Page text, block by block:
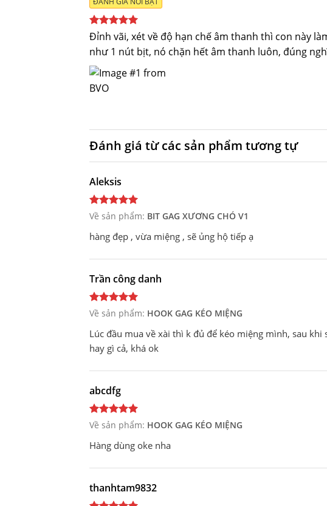
Được xếp
5
sao
Đỉnh vãi, xét về độ hạn chế âm thanh thì con này
như 1 nút bịt, nó chặn hết âm thanh luôn, đúng
Đánh giá từ các sản phẩm tương tự
Aleksis
Về sản phẩm: BIT GAG XƯƠNG CHÓ V1
hàng đẹp , vừa miệng , sẽ ủng hộ tiếp ạ
Trần công danh
Về sản phẩm: HOOK GAG KÉO MIỆNG
Lúc đầu mua về xài thì k đủ để kéo miệng mình, sau
hay gì cả, khá ok
abcdfg
Về sản phẩm: HOOK GAG KÉO MIỆNG
Hàng dùng oke nha
thanhtam9832